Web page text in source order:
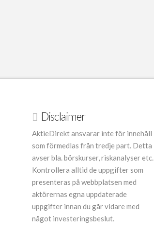
Disclaimer
AktieDirekt ansvarar inte för innehåll
som förmedlas från tredje part. Detta
avser bla. börskurser, riskanalyser etc.
Kontrollera alltid de uppgifter som
presenteras på webbplatsen med
aktörernas egna uppdaterade
uppgifter innan du går vidare med
något investeringsbeslut.